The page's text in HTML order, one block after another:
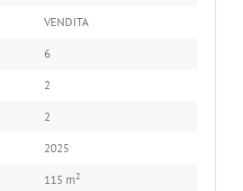
VENDITA
6
2
2
2025
115 m2